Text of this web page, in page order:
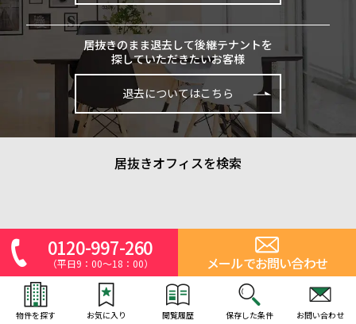
居抜きのまま退去して後継テナントを
探していただきたいお客様
退去についてはこちら
居抜きオフィスを検索
0120-997-260
（平日9：00～18：00） メールでお問い合わせ
物件を探す お気に入り 閲覧履歴 保存した条件 お問い合わせ